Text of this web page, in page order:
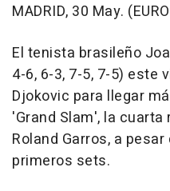
MADRID, 30 May.
El tenista brasileño
4-6, 6-3, 7-5, 7-5) este
Djokovic para llegar
'Grand Slam', la
Roland Garros, a
primeros sets.